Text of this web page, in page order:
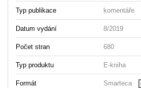
Typ publikace komentáře
Datum vydání 8/2019
Počet stran 680
Typ produktu E-kniha
Formát Smarteca